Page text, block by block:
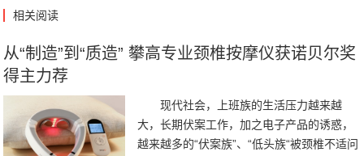
相关阅读
从“制造”到“质造” 攀高专业颈椎按摩仪获诺贝尔奖
得主力荐
现代社会，上班族的生活压力越来越
大，长期伏案工作，加之电子产品的诱惑，
越来越多的“伏案族”、“低头族“被颈椎不适问